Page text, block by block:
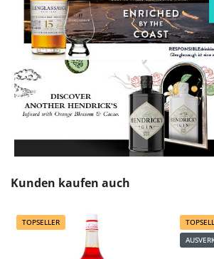
Produktgalerie überspringen
Kunden kaufen auch
TOPSELLER